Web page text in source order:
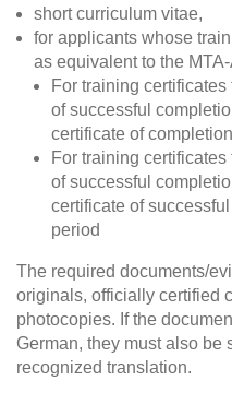
short curriculum vitae,
for applicants whose
as equivalent to the
For training certificates
of successful
certificate of
For training
of successful
certificate of
period
The required documents/
originals, officially certified
photocopies. If the
German, they must also be
recognized translation.